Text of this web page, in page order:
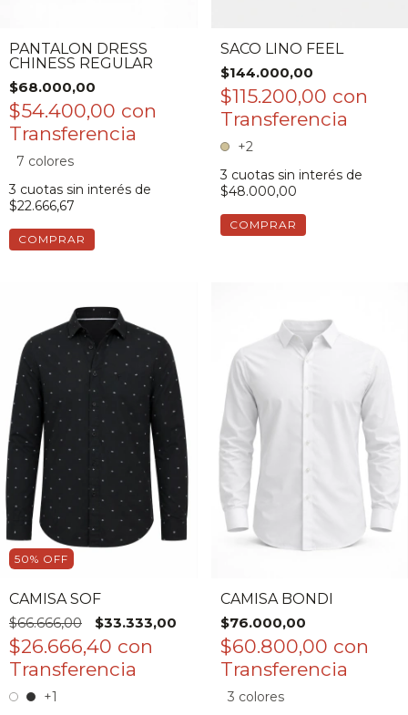
PANTALON DRESS
CHINESS REGULAR
$68.000,00
$54.400,00 con
7 colores
3 cuotas sin interés de
$22.666,67
COMPRAR
SACO LINO FEEL
$144.000,00
$115.200,00 con
+2
3 cuotas sin interés de
$48.000,00
COMPRAR
50% OFF
CAMISA SOF
$66.666,00
$33.333,00
$26.666,40 con
+1
CAMISA BONDI
$76.000,00
$60.800,00 con
3 colores